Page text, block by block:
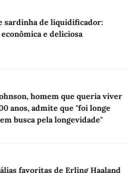
sardinha de liquidificador:
e deliciosa
homem que queria viver
anos, admite que "foi longe
busca pela longevidade"
favoritas de Erling Haaland